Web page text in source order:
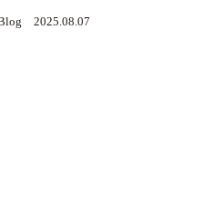
2025.08.07